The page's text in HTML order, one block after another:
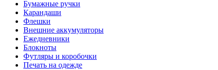
Бумажные ручки
Карандаши
Флешки
Внешние аккумуляторы
Ежедневники
Блокноты
Футляры и коробочки
Печать на одежде